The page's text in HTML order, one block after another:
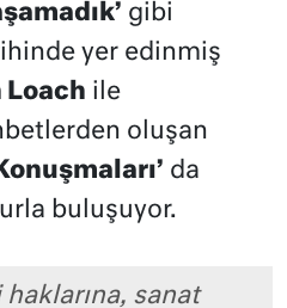
gibi
yer edinmiş
Loach ile
oluşan
da
buluşuyor.
sanat